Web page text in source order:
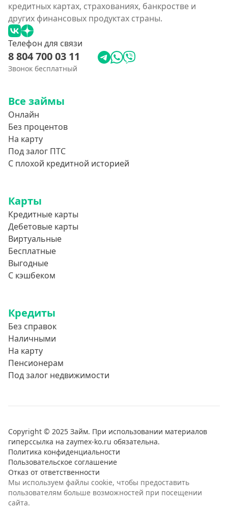
кредитных картах, страхованиях, банкростве и
других финансовых продуктах страны.
Телефон для связи
8 804 700 03 11
Звонок бесплатный
Все займы
Онлайн
Без процентов
На карту
Под залог ПТС
С плохой кредитной историей
Карты
Кредитные карты
Дебетовые карты
Виртуальные
Бесплатные
Выгодные
С кэшбеком
Кредиты
Без справок
Наличными
На карту
Пенсионерам
Под залог недвижимости
Copyright © 2025 Займ. При использовании материалов
гиперссылка на zaymex-ko.ru обязательна.
Политика конфиденциальности
Пользовательское соглашение
Отказ от ответственности
Мы используем файлы cookie, чтобы предоставить
пользователям больше возможностей при посещении
сайта.